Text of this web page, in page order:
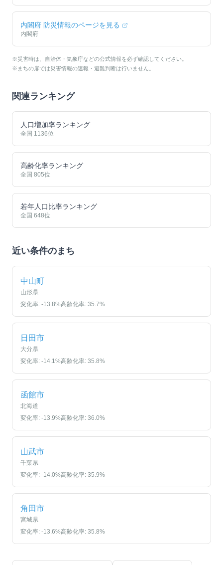
内閣府 防災情報のページを見る
内閣府
※災害時は、自治体・気象庁などの公式情報を必ず確認してください。
※まちの扉では災害情報の速報・避難判断は行いません。
関連ランキング
人口増加率ランキング
全国 1136位
高齢化率ランキング
全国 805位
若年人口比率ランキング
全国 648位
近い条件のまち
中山町
山形県
変化率: -13.8%高齢化率: 35.7%
日田市
大分県
変化率: -14.1%高齢化率: 35.8%
函館市
北海道
変化率: -13.9%高齢化率: 36.0%
山武市
千葉県
変化率: -14.0%高齢化率: 35.9%
角田市
宮城県
変化率: -13.6%高齢化率: 35.8%